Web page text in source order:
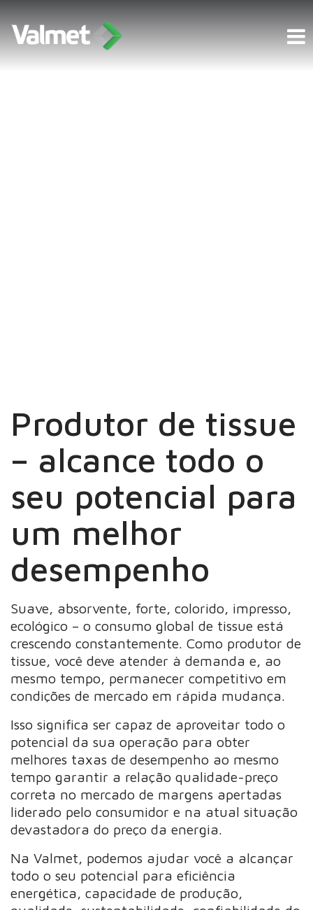
Produtor de tissue
– alcance todo o
seu potencial para
um melhor
desempenho
Suave, absorvente, forte, colorido, impresso,
ecológico – o consumo global de tissue está
crescendo constantemente. Como produtor de
tissue, você deve atender à demanda e, ao
mesmo tempo, permanecer competitivo em
condições de mercado em rápida mudança.
Isso significa ser capaz de aproveitar todo o
potencial da sua operação para obter
melhores taxas de desempenho ao mesmo
tempo garantir a relação qualidade-preço
correta no mercado de margens apertadas
liderado pelo consumidor e na atual situação
devastadora do preço da energia.
Na Valmet, podemos ajudar você a alcançar
todo o seu potencial para eficiência
energética, capacidade de produção,